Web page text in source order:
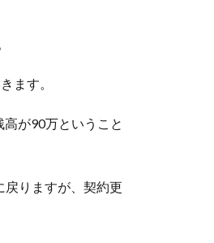
ます。
が90万ということ
りますが、契約更